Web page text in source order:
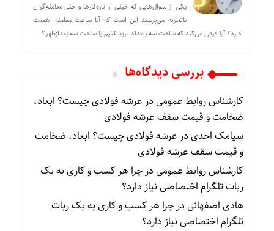
یکی از سوال‌هایی که خیلی از تازه‌کارها و حتی معامله‌گران
باتجربه می‌پرسند این است که آیا ساعت معامله اهمیت
دارد؟ آیا فرقی می‌کند که ساعت سه بامداد ترید کنیم یا ساعت سه بعدازظهر؟
بررسی دیدگاه‌ها
کارشناس روابط عمومیدر عرشه فولادی چیست؟ ابعاد،
ضخامت و قیمت سقف عرشه فولادی
سیامک احدیدر عرشه فولادی چیست؟ ابعاد، ضخامت
و قیمت سقف عرشه فولادی
کارشناس روابط عمومیدرچرا هر کسب‌ و کاری به یک
ربات تلگرام اختصاصی نیاز دارد؟
هادی اصفهانیدرچرا هر کسب‌ و کاری به یک ربات
تلگرام اختصاصی نیاز دارد؟